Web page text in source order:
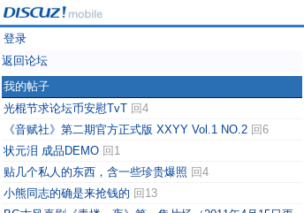
登录
返回论坛
我的帖子
光棍节求论坛币安慰TvT 回4
《音赋社》第二期官方正式版 XXYY Vol.1 NO.2 回6
状元泪 成品DEMO 回1
贴几个私人的东西，含一些珍贵爆照 回4
小熊同志的确是来抢钱的 回13